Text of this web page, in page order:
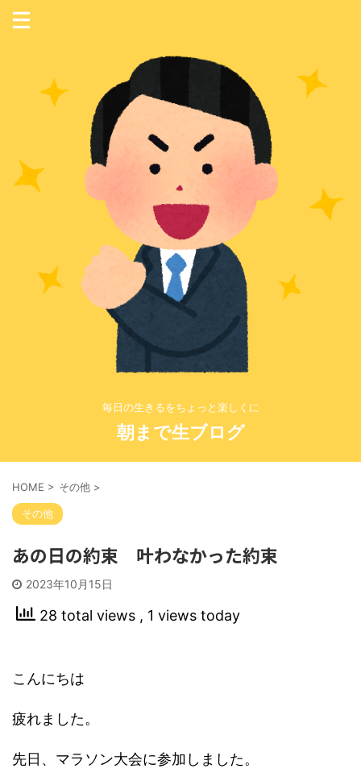
毎日の生きるをちょっと楽しくに
朝まで生ブログ
HOME > その他 >
その他
あの日の約束 叶わなかった約束
2023年10月15日
28 total views , 1 views today
こんにちは
疲れました。
先日、マラソン大会に参加しました。